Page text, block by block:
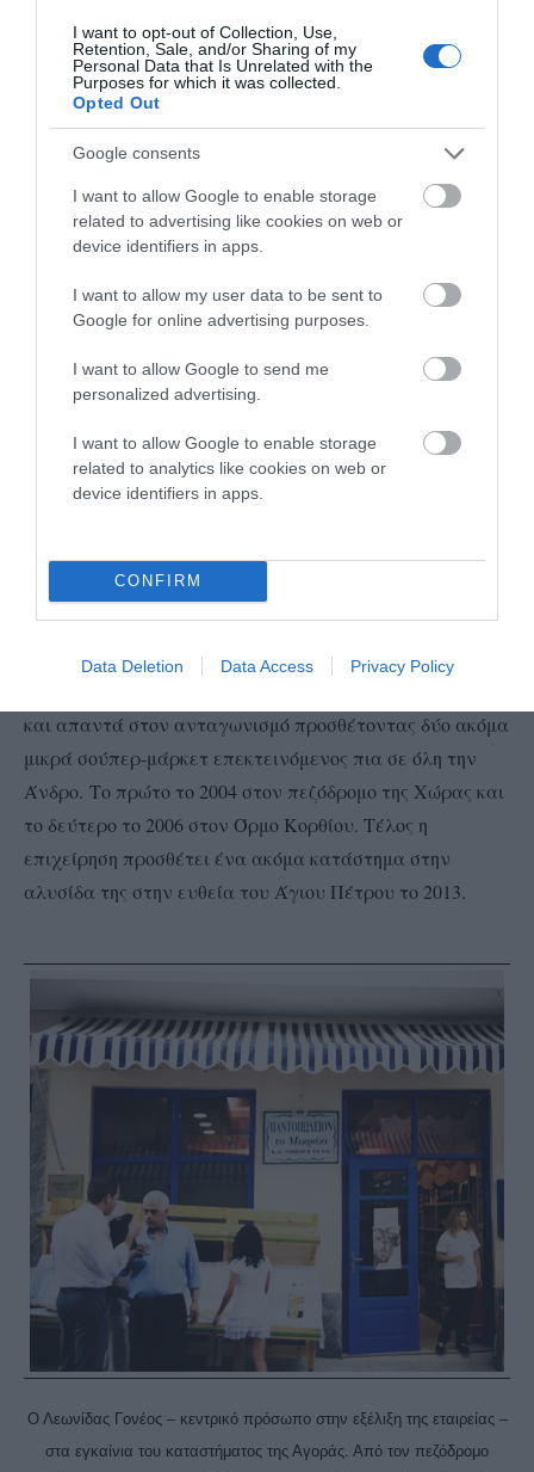
I want to opt-out of Collection, Use,
Retention, Sale, and/or Sharing of my
Personal Data that Is Unrelated with the
Purposes for which it was collected.
Opted Out
Google consents
I want to allow Google to enable storage
related to advertising like cookies on web or
device identifiers in apps.
I want to allow my user data to be sent to
Google for online advertising purposes.
I want to allow Google to send me
personalized advertising.
I want to allow Google to enable storage
related to analytics like cookies on web or
device identifiers in apps.
CONFIRM
Data Deletion Data Access Privacy Policy
Δέκα χρόνια αργότερα, το 1992, ο Λεωνίδας Γονέος
επεκτείνει τις επιχειρήσεις του με ένα νέο κτίριο –
αποθήκες και χονδρεμπόριο – στην Πελεκανιά της
Χώρας. Το νησί είναι πια ανερχόμενος προορισμός και ο
τους τουρίστες και νέοι κάτοικοι ή παραθεριστές δίνουν
νέα οικονομική ζωή στην Άνδρο.
Όλα αυτά μέχρι το 1999, που ανοίγει το πρώτο κανονικό
σούπερ-μάρκετ στην Άνδρο. Είναι το σούπερ-μάρκετ
Γαληνού-Μώρου, που ήρθε από την Χαλκίδα, στα
Πευκάκια της Xώρας.Αυτό το σούπερ-μάρκετ αλλάζει
όλα τα δεδομένα στον χώρο του λιανεμπορίου της
Άνδρου. Όσοι δεν μπορούν να ακολουθήσουν τη νέα
τάση που παθαίνουν καθίζηση. Αναφέρεται πως σε
κατά 90%!! Την επόμενη περίοδο το μικρό μπακάλικο
αντέδρασε, εκσυγχρονίστηκε και έγινε σούπερ-μάρκετ.
και απαντά στον ανταγωνισμό προσθέτοντας δύο ακόμα
μικρά σούπερ-μάρκετ επεκτεινόμενος πια σε όλη την
Άνδρο. Το πρώτο το 2004 στον πεζόδρομο της Χώρας και
το δεύτερο το 2006 στον Όρμο Κορθίου. Τέλος η
επιχείρηση προσθέτει ένα ακόμα κατάστημα στην
αλυσίδα της στην ευθεία του Άγιου Πέτρου το 2013.
Ο Λεωνίδας Γονέος – κεντρικό πρόσωπο στην εξέλιξη της εταιρείας –
στα εγκαίνια του καταστήματος της Αγοράς. Από τον πεζόδρομο